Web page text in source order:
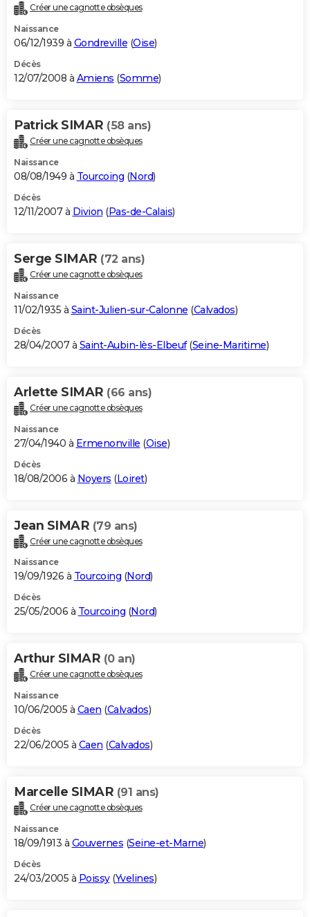
Créer une cagnotte obsèques
Naissance
06/12/1939 à Gondreville (Oise)
Décès
12/07/2008 à Amiens (Somme)
Patrick SIMAR (58 ans)
Créer une cagnotte obsèques
Naissance
08/08/1949 à Tourcoing (Nord)
Décès
12/11/2007 à Divion (Pas-de-Calais)
Serge SIMAR (72 ans)
Créer une cagnotte obsèques
Naissance
11/02/1935 à Saint-Julien-sur-Calonne (Calvados)
Décès
28/04/2007 à Saint-Aubin-lès-Elbeuf(Seine-Maritime)
Arlette SIMAR (66 ans)
Créer une cagnotte obsèques
Naissance
27/04/1940 à Ermenonville (Oise)
Décès
18/08/2006 à Noyers (Loiret)
Jean SIMAR (79 ans)
Créer une cagnotte obsèques
Naissance
19/09/1926 à Tourcoing (Nord)
Décès
25/05/2006 à Tourcoing (Nord)
Arthur SIMAR (0 an)
Créer une cagnotte obsèques
Naissance
10/06/2005 à Caen (Calvados)
Décès
22/06/2005 à Caen (Calvados)
Marcelle SIMAR (91 ans)
Créer une cagnotte obsèques
Naissance
18/09/1913 à Gouvernes (Seine-et-Marne)
Décès
24/03/2005 à Poissy(Yvelines)